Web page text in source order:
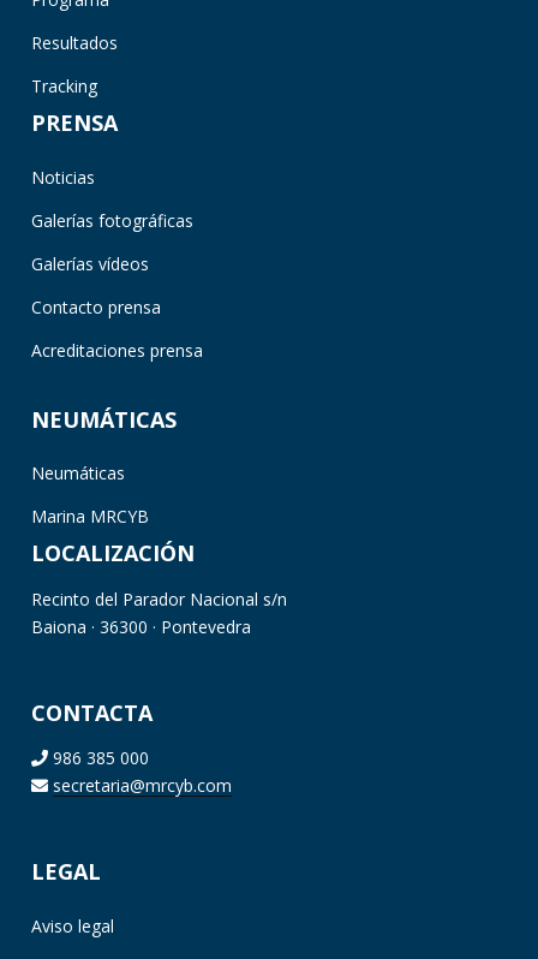
Resultados
Tracking
PRENSA
Noticias
Galerías fotográficas
Galerías vídeos
Contacto prensa
Acreditaciones prensa
NEUMÁTICAS
Neumáticas
Marina MRCYB
LOCALIZACIÓN
Recinto del Parador Nacional s/n
Baiona · 36300 · Pontevedra
CONTACTA
986 385 000
secretaria@mrcyb.com
LEGAL
Aviso legal